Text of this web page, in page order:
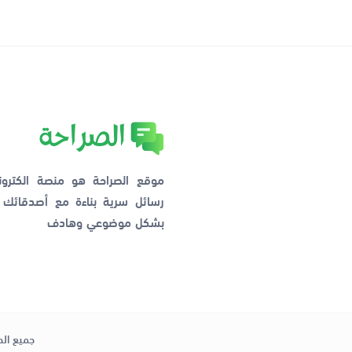
موقع الصراحة هو منصة
رسائل سرية بناءة مع
بشكل موضوعي وهادف
جميع